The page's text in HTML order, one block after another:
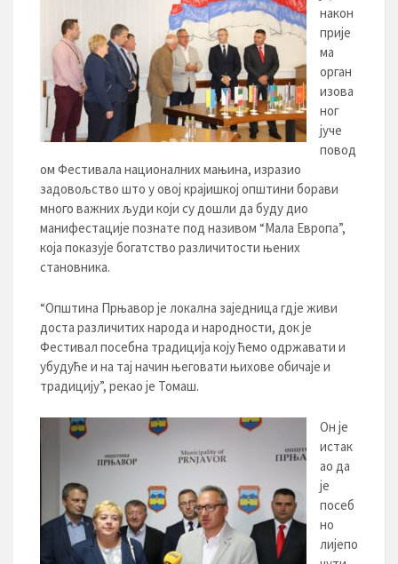
након
прије
ма
орган
изова
ног
јуче
повод
ом Фестивала националних мањина, изразио
задовољство што у овој крајишкој општини борави
много важних људи који су дошли да буду дио
манифестације познате под називом “Мала Европа”,
која показује богатство различитости њених
становника.
“Општина Прњавор је локална заједница гдје живи
доста различитих народа и народности, док је
Фестивал посебна традиција коју ћемо одржавати и
убудуће и на тај начин његовати њихове обичаје и
традицију”, рекао је Томаш.
Он је
истак
ао да
је
посеб
но
лијепо